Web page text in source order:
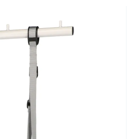
Hospital nabízí
zajišťují
lze plynule nastavovat polohu
nohou v úhlu do 30°
polohy, který je obzvláště
výšky postele